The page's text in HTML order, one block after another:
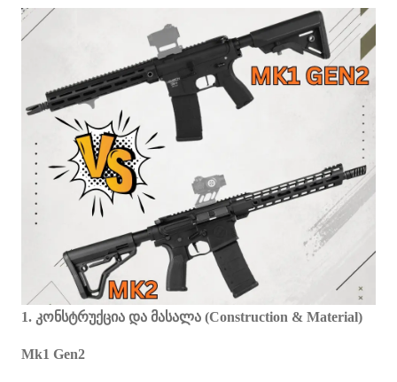
1. კონსტრუქცია და მასალა (Construction & Material)
Mk1 Gen2